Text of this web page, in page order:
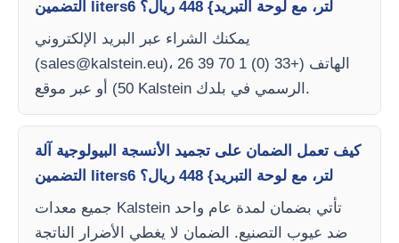
التضمين liters6 لتر، مع لوحة التبريد} 448 ريال؟
يمكنك الشراء عبر البريد الإلكتروني
(sales@kalstein.eu)، الهاتف (+33 (0) 1 70 39 26
50) أو عبر موقع Kalstein الرسمي في بلدك.
كيف تعمل الضمان على تجميد الأنسجة البيولوجية آلة
التضمين liters6 لتر، مع لوحة التبريد} 448 ريال؟
جميع معدات Kalstein تأتي بضمان لمدة عام واحد
ضد عيوب التصنيع. الضمان لا يغطي الأضرار الناتجة